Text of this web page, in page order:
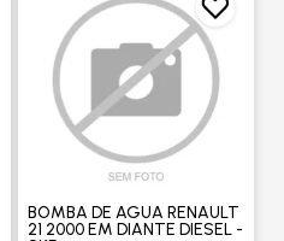
BOMBA DE AGUA RENAULT
21 2000 EM DIANTE DIESEL -